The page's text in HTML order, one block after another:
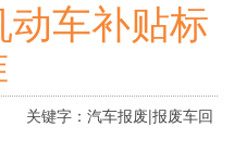
车补贴标
键字：汽车报废|报废车回